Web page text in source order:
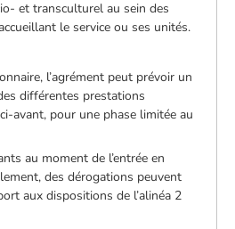
et transculturel au sein des
le service ou ses unités.
l’agrément peut prévoir un
différentes prestations
avant, pour une phase limitée au
au moment de l’entrée en
des dérogations peuvent
aux dispositions de l’alinéa 2